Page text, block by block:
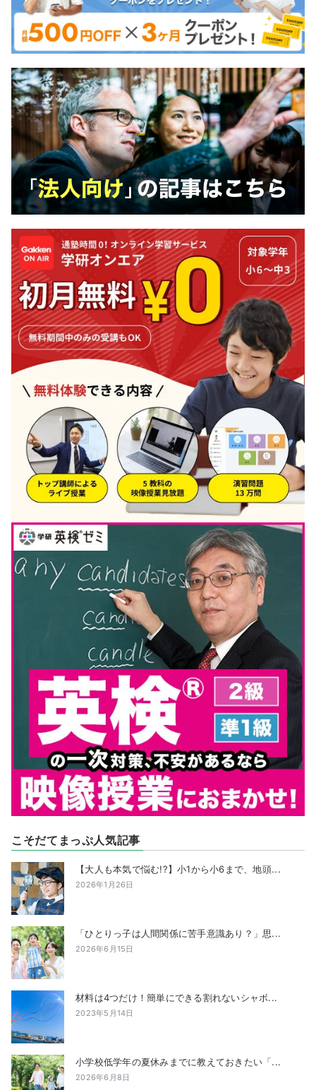
こそだてまっぷ人気記事
【大人も本気で悩む!?】小1から小6まで、地頭...
2026年1月26日
「ひとりっ子は人間関係に苦手意識あり？」思...
2026年6月15日
材料は4つだけ！簡単にできる割れないシャボ...
2023年5月14日
小学校低学年の夏休みまでに教えておきたい「...
2026年6月8日